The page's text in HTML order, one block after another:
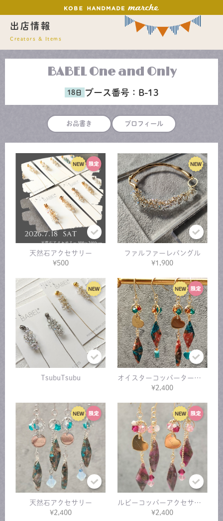
出店情報
Creators & Items
BABEL One and Only
ブース番号： B-13
お品書き プロフィール
天然石アクセサリー
¥500
ファルファーレバングル
¥1,900
TsubuTsubu
オイスターコッパーターコイズ
¥2,400
天然石アクセサリー
¥2,400
ルビーコッパーアクセサリー
¥2,400